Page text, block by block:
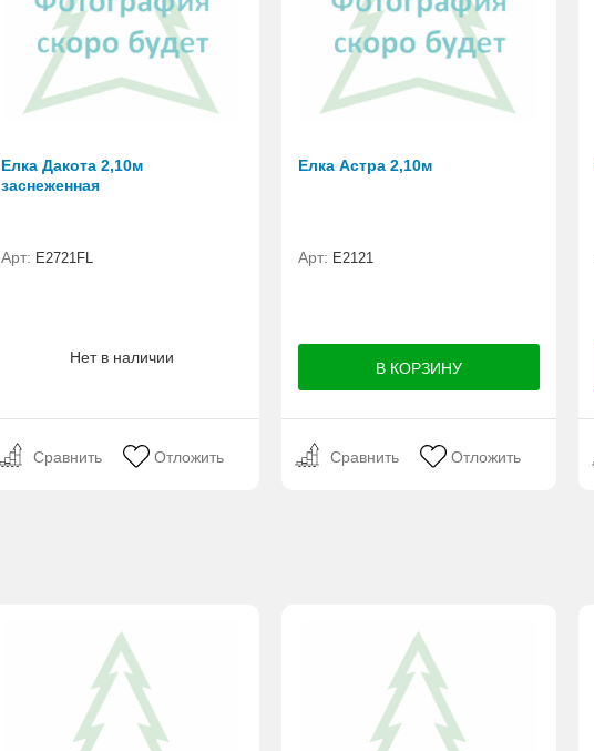
Елка Дакота 2,10м
заснеженная
Арт: Е2721FL
Нет в наличии
Сравнить Отложить
Елка Астра 2,10м
Арт: E2121
Сравнить Отложить